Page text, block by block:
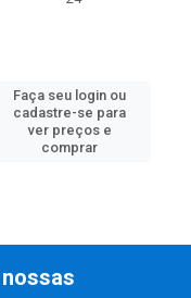
Faça seu login ou
cadastre-se para
ver preços e
comprar